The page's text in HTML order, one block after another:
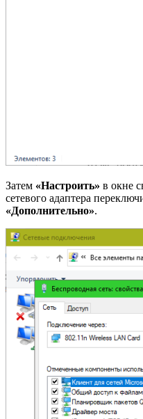
Затем «Настроить» в окне
сетевого адаптера
«Дополнительно».